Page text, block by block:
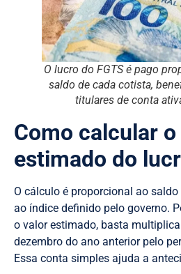
O lucro do FGTS é pago
saldo de cada cotista,
titulares de conta
Como calcular
estimado do
O cálculo é proporcional ao
ao índice definido pelo governo.
o valor estimado, basta
dezembro do ano anterior pelo
Essa conta simples ajuda a